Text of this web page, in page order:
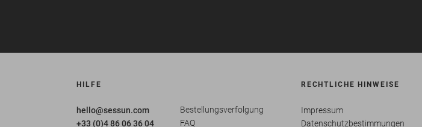
HILFE
hello@sessun.com
+33 (0)4 86 06 36 04
Bestellungsverfolgung
FAQ
RECHTLICHE HINWEISE
Impressum
Datenschutzbestimmungen